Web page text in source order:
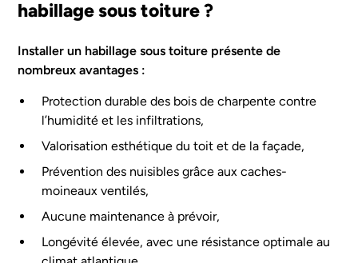
habillage sous toiture ?
Installer un habillage sous toiture présente de
nombreux avantages :
Protection durable des bois de charpente contre
l’humidité et les infiltrations,
Valorisation esthétique du toit et de la façade,
Prévention des nuisibles grâce aux caches-
moineaux ventilés,
Aucune maintenance à prévoir,
Longévité élevée, avec une résistance optimale au